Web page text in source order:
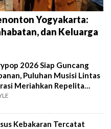
Yogyakarta:
dan Keluarga
2026 Siap Guncang
Puluhan Musisi Lintas
Meriahkan Repelita
Kebakaran Tercatat